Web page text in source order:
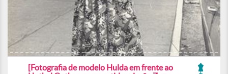
[Fotografia de modelo Hulda em frente ao